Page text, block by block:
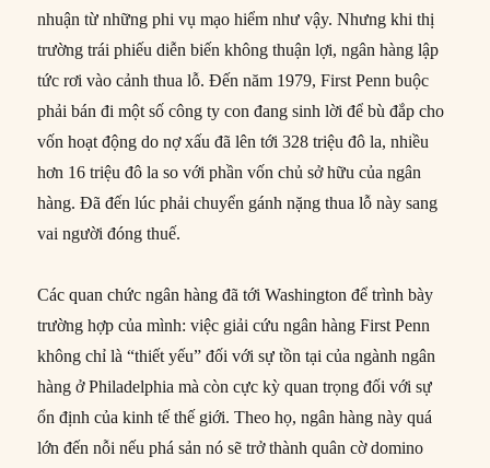
nhuận từ những phi vụ mạo hiểm như vậy. Nhưng khi thị
trường trái phiếu diễn biến không thuận lợi, ngân hàng lập
tức rơi vào cảnh thua lỗ. Đến năm 1979, First Penn buộc
phải bán đi một số công ty con đang sinh lời để bù đắp cho
vốn hoạt động do nợ xấu đã lên tới 328 triệu đô la, nhiều
hơn 16 triệu đô la so với phần vốn chủ sở hữu của ngân
hàng. Đã đến lúc phải chuyển gánh nặng thua lỗ này sang
vai người đóng thuế.
Các quan chức ngân hàng đã tới Washington để trình bày
trường hợp của mình: việc giải cứu ngân hàng First Penn
không chỉ là “thiết yếu” đối với sự tồn tại của ngành ngân
hàng ở Philadelphia mà còn cực kỳ quan trọng đối với sự
ổn định của kinh tế thế giới. Theo họ, ngân hàng này quá
lớn đến nỗi nếu phá sản nó sẽ trở thành quân cờ domino